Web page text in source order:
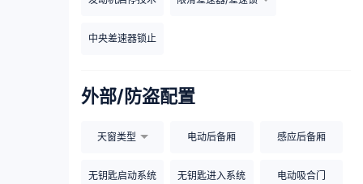
中央差速器锁止
外部/防盗配置
天窗类型 电动后备厢 感应后备厢
无钥匙启动系统 无钥匙进入系统 电动吸合门